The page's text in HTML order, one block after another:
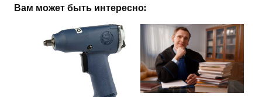
Вам может быть интересно: